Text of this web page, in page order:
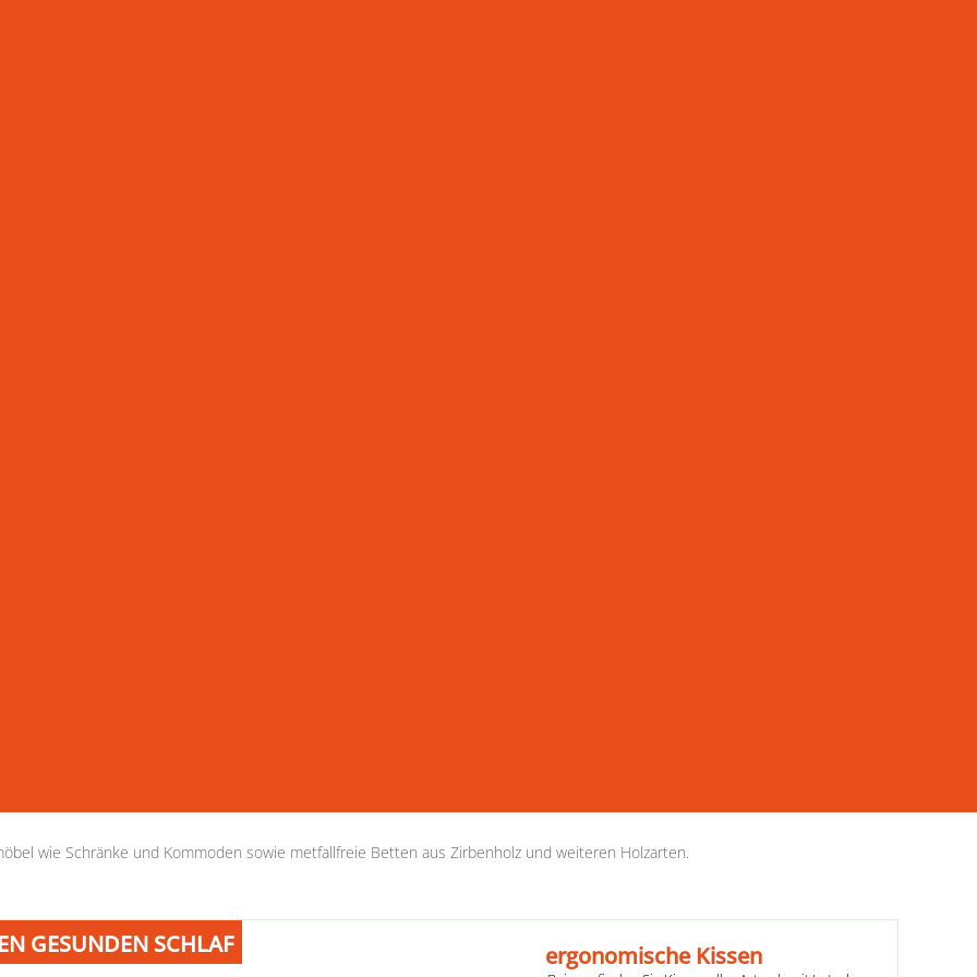
für einen nachhaltig gesunden Schlaf!
(Landkreis Mühldorf)
So finden Sie bie uns neben metallfreien Betten aus Massivholz auch ergonomische Schlafsysteme, natürliche Matratzen
gesunden Schlaf.
Sie gerne
Schlafen" und regelmäßige Weiterbildungen können wir Ihnen eine professionelle Beratung garantieren und finden
Sie uns in unserem Schlafstudio in Oberneukirchen im Landkreis Mühldorf.
wie Schränke und Kommoden sowie metfallfreie Betten aus Zirbenholz und weiteren Holzarten.
GESUNDEN SCHLAF ergonomische Kissen